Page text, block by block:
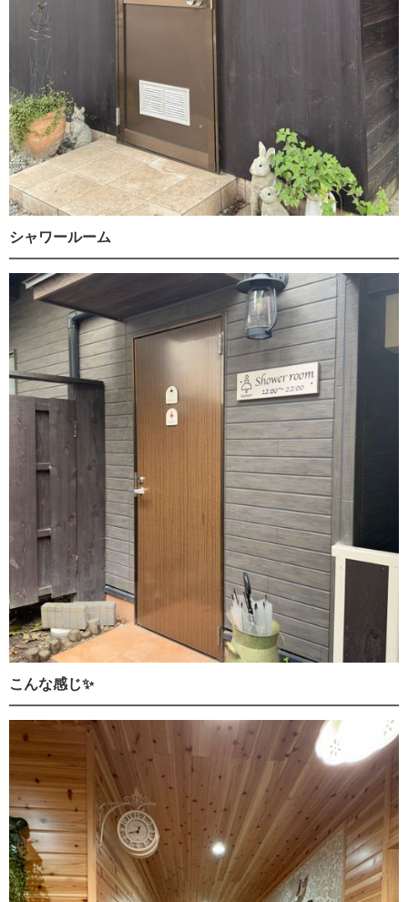
シャワールーム
こんな感じ✨